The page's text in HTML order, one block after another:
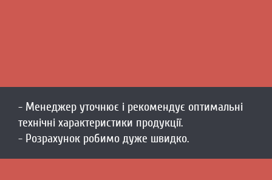
- Менеджер уточнює і рекомендує оптимальні
технічні характеристики продукції.
- Розрахунок робимо дуже швидко.